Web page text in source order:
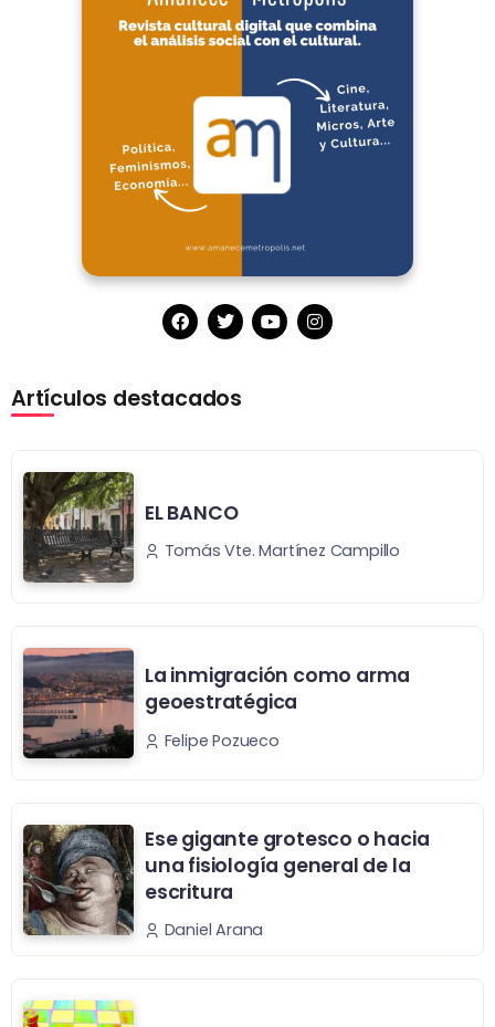
Artículos destacados
EL BANCO
Tomás Vte. Martínez Campillo
La inmigración como arma
geoestratégica
Felipe Pozueco
Ese gigante grotesco o hacia
una fisiología general de la
escritura
Daniel Arana